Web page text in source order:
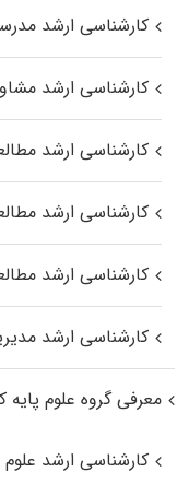
کارشناسی ارشد
کارشناسی ارشد
کارشناسی ارشد
کارشناسی ارشد
کارشناسی ارشد
کارشناسی ارشد
معرفی گروه علوم پایه
کارشناسی ارشد علوم